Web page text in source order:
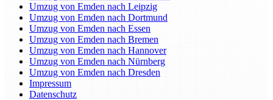
Umzug von Emden nach Leipzig
Umzug von Emden nach Dortmund
Umzug von Emden nach Essen
Umzug von Emden nach Bremen
Umzug von Emden nach Hannover
Umzug von Emden nach Nürnberg
Umzug von Emden nach Dresden
Impressum
Datenschutz